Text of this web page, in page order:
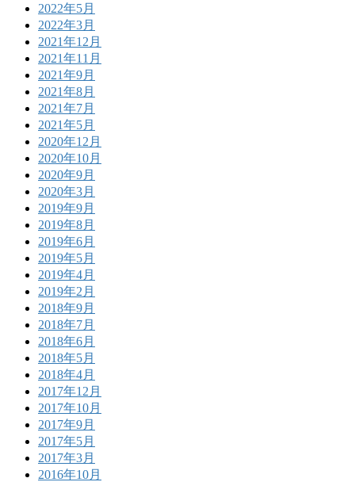
2022年5月
2022年3月
2021年12月
2021年11月
2021年9月
2021年8月
2021年7月
2021年5月
2020年12月
2020年10月
2020年9月
2020年3月
2019年9月
2019年8月
2019年6月
2019年5月
2019年4月
2019年2月
2018年9月
2018年7月
2018年6月
2018年5月
2018年4月
2017年12月
2017年10月
2017年9月
2017年5月
2017年3月
2016年10月